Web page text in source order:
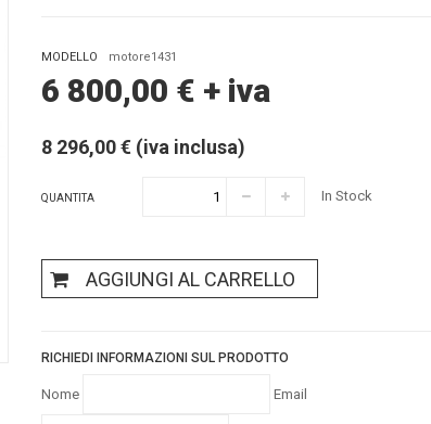
MODELLO motore1431
6 800,00 € + iva
8 296,00 € (iva inclusa)
QUANTITA In Stock
AGGIUNGI AL CARRELLO
RICHIEDI INFORMAZIONI SUL PRODOTTO
Nome Email